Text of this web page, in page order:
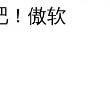
！傲软